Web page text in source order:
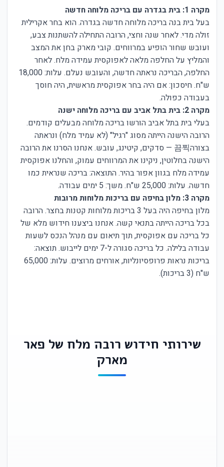
מקרה 1: בית בגדרה עם בריכה מלוחה חדשה
בעל בית בנה בריכה מלוחה חדשה בגדרה. הוא בחר אקרילית
זולה מדי. לאחר שנה וחצי, הרובה התחילה להשתנות צבע,
ועובש שחור הופיע במרווחים. קובי מארק בחן את המצב
והמליץ על החלפה מלאה לאפוקסית עמידה מלח. לאחר
החלפה, הבריכה נראתה חדשה, והעובש נעלם. עלות: 18,000
ש"ח. חיסכון: אם היה בחר אפוקסית מראשית, היה חוסך
בעבודה כפולה.
מקרה 2: בית בתל אביב עם בריכה מלוחה ישנה
בעלי בית בתל אביב הורשו בריכה מלוחה מבעלים קודמים.
הרובה הישנה הייתה מסוג "רגיל" (לא עמיד מלח) ונראתה
בצורה끔찍 — סדקים, קיטינג, עובש. אנחנו הסרנו את הרובה
הישנה בחלוטין, ניקינו את המרווחים עמוק, והחלנו אפוקסית
עמידה מלח בגוון אפור בהיר. התוצאה: בריכה שנראית כמו
חדשה. עלות: 25,000 ש"ח. משך: 5 ימים עבודה.
מקרה 3: מלון בחיפה עם בריכות מלוחות מרובות
מלון בחיפה היה בעל 3 בריכות מלוחות קטנות בחצר. הרובה
בכל בריכה הייתה בתנאי קשה. אנחנו ביצענו חידוש מלא של
כל בריכה עם אפוקסית, תוך תיאום עם מנהל הנכס לשעות
עבודה בלילה. כל בריכה סגורה ל-7 ימים לייבוש. תוצאה:
בריכות נראות פרופסיונליות, אורחים מרוצים. עלות: 65,000
ש"ח (3 בריכות).
שירותי חידוש רובה מלח של פאר
מארק